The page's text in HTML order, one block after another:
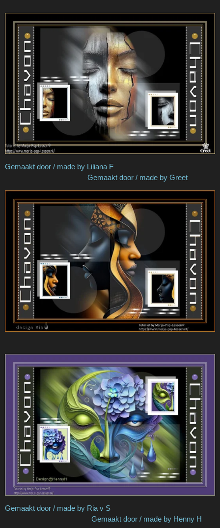
Gemaakt door / made by Liliana F
Gemaakt door / made by Greet
Gemaakt door / made by Ria v S
Gemaakt door / made by Henny H